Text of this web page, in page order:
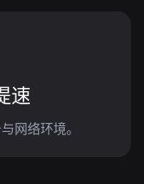
速
网络环境。